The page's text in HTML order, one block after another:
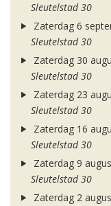
Sleutelstad 30
Zaterdag 6
Sleutelstad 30
Zaterdag 30
Sleutelstad 30
Zaterdag 23
Sleutelstad 30
Zaterdag 16
Sleutelstad 30
Zaterdag 9
Sleutelstad 30
Zaterdag 2